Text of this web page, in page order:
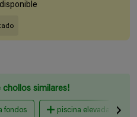
chollos similares!
fondos piscina elevada